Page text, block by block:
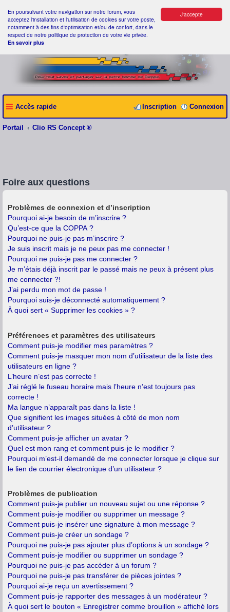
J'accepte
En poursuivant votre navigation sur notre forum, vous
acceptez l'installation et l'utilisation de cookies sur votre poste,
notamment à des fins d'optimisation et/ou de confort, dans le
respect de notre politique de protection de votre vie privée.
En savoir plus
Accès rapide Connexion
Inscription
Portail Clio RS Concept ®
Foire aux questions
Problèmes de connexion et d’inscription
Pourquoi ai-je besoin de m’inscrire ?
Qu’est-ce que la COPPA ?
Pourquoi ne puis-je pas m’inscrire ?
Je suis inscrit mais je ne peux pas me connecter !
Pourquoi ne puis-je pas me connecter ?
Je m’étais déjà inscrit par le passé mais ne peux à présent plus
me connecter ?!
J’ai perdu mon mot de passe !
Pourquoi suis-je déconnecté automatiquement ?
À quoi sert « Supprimer les cookies » ?
Préférences et paramètres des utilisateurs
Comment puis-je modifier mes paramètres ?
Comment puis-je masquer mon nom d’utilisateur de la liste des
utilisateurs en ligne ?
L’heure n’est pas correcte !
J’ai réglé le fuseau horaire mais l’heure n’est toujours pas
correcte !
Ma langue n’apparaît pas dans la liste !
Que signifient les images situées à côté de mon nom
d’utilisateur ?
Comment puis-je afficher un avatar ?
Quel est mon rang et comment puis-je le modifier ?
Pourquoi m’est-il demandé de me connecter lorsque je clique sur
le lien de courrier électronique d’un utilisateur ?
Problèmes de publication
Comment puis-je publier un nouveau sujet ou une réponse ?
Comment puis-je modifier ou supprimer un message ?
Comment puis-je insérer une signature à mon message ?
Comment puis-je créer un sondage ?
Pourquoi ne puis-je pas ajouter plus d’options à un sondage ?
Comment puis-je modifier ou supprimer un sondage ?
Pourquoi ne puis-je pas accéder à un forum ?
Pourquoi ne puis-je pas transférer de pièces jointes ?
Pourquoi ai-je reçu un avertissement ?
Comment puis-je rapporter des messages à un modérateur ?
À quoi sert le bouton « Enregistrer comme brouillon » affiché lors